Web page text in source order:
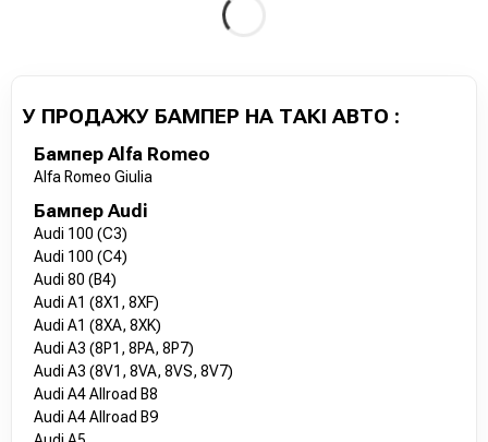
У ПРОДАЖУ БАМПЕР НА ТАКІ АВТО :
Бампер Alfa Romeo
Alfa Romeo Giulia
Бампер Audi
Audi 100 (C3)
Audi 100 (C4)
Audi 80 (B4)
Audi A1 (8X1, 8XF)
Audi A1 (8XA, 8XK)
Audi A3 (8P1, 8PA, 8P7)
Audi A3 (8V1, 8VA, 8VS, 8V7)
Audi A4 Allroad B8
Audi A4 Allroad B9